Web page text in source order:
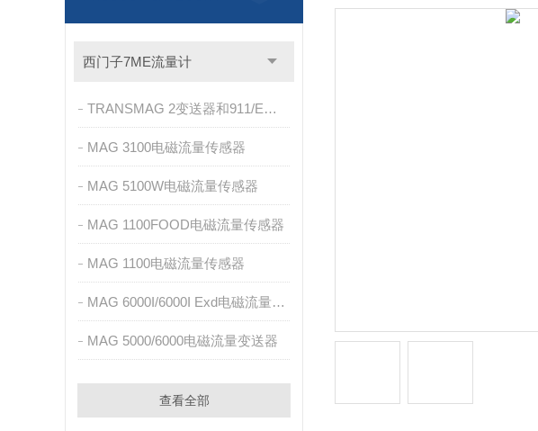
西门子7ME流量计
TRANSMAG 2变送器和911/E传感器
MAG 3100电磁流量传感器
MAG 5100W电磁流量传感器
MAG 1100FOOD电磁流量传感器
MAG 1100电磁流量传感器
MAG 6000I/6000I Exd电磁流量变送器
MAG 5000/6000电磁流量变送器
查看全部